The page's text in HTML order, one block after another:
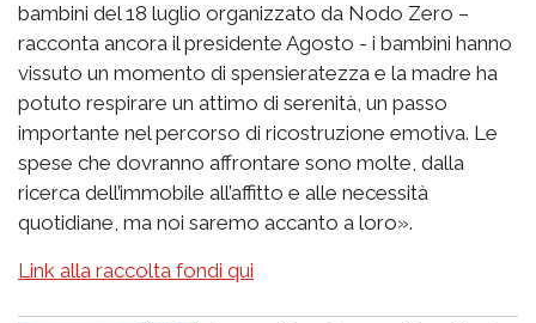
bambini del 18 luglio organizzato da Nodo Zero –
racconta ancora il presidente Agosto - i bambini hanno
vissuto un momento di spensieratezza e la madre ha
potuto respirare un attimo di serenità, un passo
importante nel percorso di ricostruzione emotiva. Le
spese che dovranno affrontare sono molte, dalla
ricerca dell’immobile all’affitto e alle necessità
quotidiane, ma noi saremo accanto a loro».
Link alla raccolta fondi qui